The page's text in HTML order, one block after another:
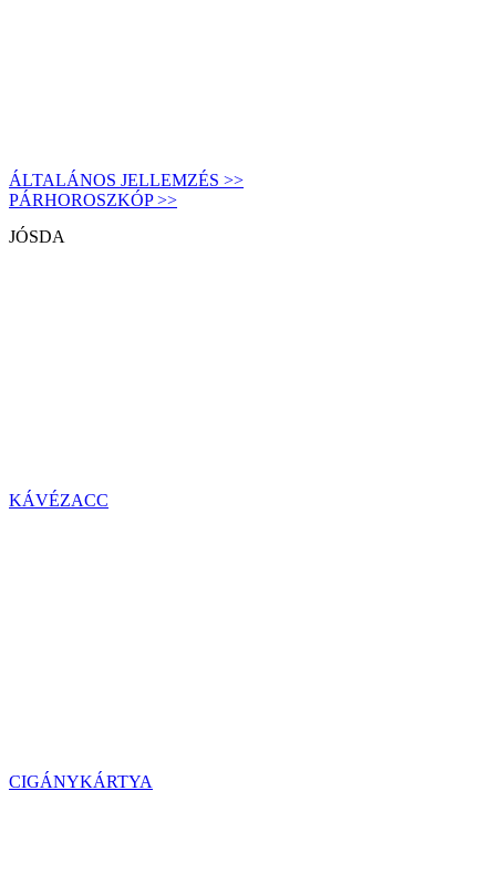
ÁLTALÁNOS JELLEMZÉS >>
PÁRHOROSZKÓP >>
JÓSDA
KÁVÉZACC
CIGÁNYKÁRTYA